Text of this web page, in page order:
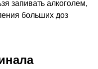
запивать алкоголем,
больших доз